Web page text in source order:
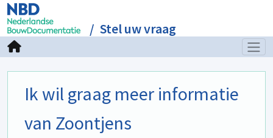
Stel uw vraag
Ik wil graag meer informatie
van Zoontjens